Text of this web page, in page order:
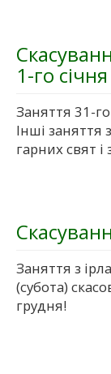
1-го січня
Заняття 31-
Інші заняття
гарних свят
Заняття з
(субота)
грудня!